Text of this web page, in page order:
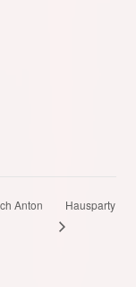
Anton
Hausparty